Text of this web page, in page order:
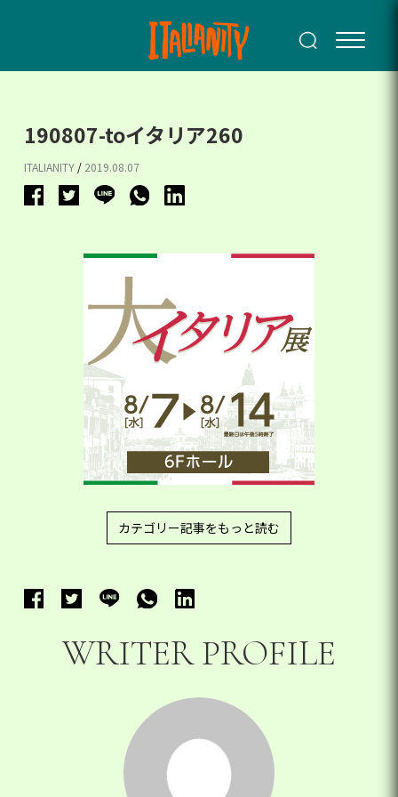
190807-toイタリア260
ITALIANITY / 2019.08.07
カテゴリー記事をもっと読む
WRITER PROFILE